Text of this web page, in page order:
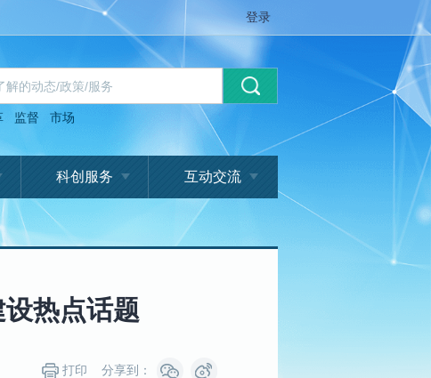
登录
监督 市场
科创服务 互动交流
热点话题
打印 分享到：